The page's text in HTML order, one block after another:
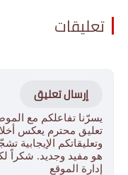
تعليقات
إرسال تعليق
يسرّنا تفاعلكم مع
تعليق محترم يعكس
وتعليقاتكم الإيجابية
هو مفيد وجديد. شكراً
إدارة الموقع